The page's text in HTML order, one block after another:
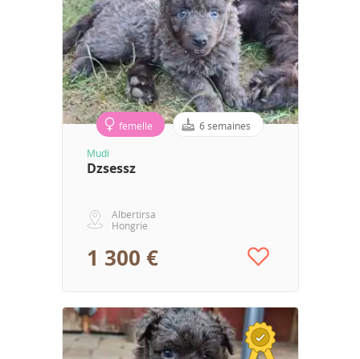
femelle 6 semaines
Mudi
Dzsessz
Albertirsa
Hongrie
1 300 €